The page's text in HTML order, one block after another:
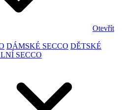
Otevřít
DÁMSKÉ SECCO DĚTSKÉ
SECCO